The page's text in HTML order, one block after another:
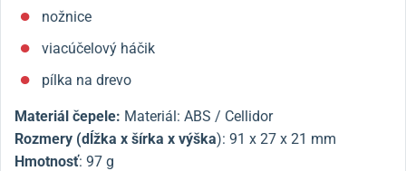
nožnice
viacúčelový háčik
pílka na drevo
Materiál čepele: Materiál: ABS / Cellidor
Rozmery (dĺžka x šírka x výška): 91 x 27 x 21 mm
Hmotnosť: 97 g